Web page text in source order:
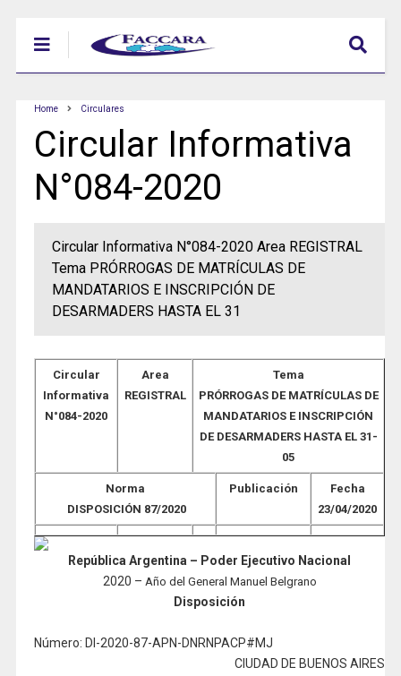
Home Circulares
Circular Informativa
N°084-2020
Circular Informativa N°084-2020 Area REGISTRAL
Tema PRÓRROGAS DE MATRÍCULAS DE
MANDATARIOS E INSCRIPCIÓN DE
DESARMADERS HASTA EL 31
Circular
Informativa
N°084-2020
Area
REGISTRAL
Tema
PRÓRROGAS DE MATRÍCULAS DE
MANDATARIOS E INSCRIPCIÓN
DE DESARMADERS HASTA EL 31-
05
Norma
DISPOSICIÓN 87/2020
Publicación
Fecha
23/04/2020
República Argentina – Poder Ejecutivo Nacional
2020 – Año del General Manuel Belgrano
Disposición
Número: DI-2020-87-APN-DNRNPACP#MJ
CIUDAD DE BUENOS AIRES